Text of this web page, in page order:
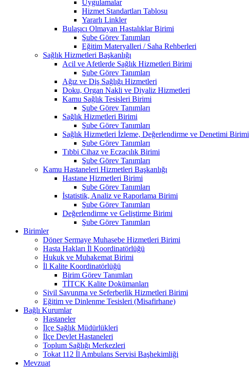
Uygulamalar
Hizmet Standartları Tablosu
Yararlı Linkler
Bulaşıcı Olmayan Hastalıklar Birimi
Şube Görev Tanımları
Eğitim Materyalleri / Saha Rehberleri
Sağlık Hizmetleri Başkanlığı
Acil ve Afetlerde Sağlık Hizmetleri Birimi
Şube Görev Tanımları
Ağız ve Diş Sağlığı Hizmetleri
Doku, Organ Nakli ve Diyaliz Hizmetleri
Kamu Sağlık Tesisleri Birimi
Şube Görev Tanımları
Sağlık Hizmetleri Birimi
Şube Görev Tanımları
Sağlık Hizmetleri İzleme, Değerlendirme ve Denetimi Birimi
Şube Görev Tanımları
Tıbbi Cihaz ve Eczacılık Birimi
Şube Görev Tanımları
Kamu Hastaneleri Hizmetleri Başkanlığı
Hastane Hizmetleri Birimi
Şube Görev Tanımları
İstatistik, Analiz ve Raporlama Birimi
Şube Görev Tanımları
Değerlendirme ve Geliştirme Birimi
Şube Görev Tanımları
Birimler
Döner Sermaye Muhasebe Hizmetleri Birimi
Hasta Hakları İl Koordinatörlüğü
Hukuk ve Muhakemat Birimi
İl Kalite Koordinatörlüğü
Birim Görev Tanımları
TİTCK Kalite Dokümanları
Sivil Savunma ve Seferberlik Hizmetleri Birimi
Eğitim ve Dinlenme Tesisleri (Misafirhane)
Bağlı Kurumlar
Hastaneler
İlçe Sağlık Müdürlükleri
İlçe Devlet Hastaneleri
Toplum Sağlığı Merkezleri
Tokat 112 İl Ambulans Servisi Başhekimliği
Mevzuat